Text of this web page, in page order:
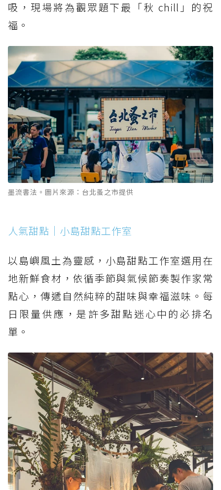
吸，現場將為觀眾題下最「秋 chill」的祝
福。
墨流書法。圖片來源：台北蚤之市提供
人氣甜點｜小島甜點工作室
以島嶼風土為靈感，小島甜點工作室選用在
地新鮮食材，依循季節與氣候節奏製作家常
點心，傳遞自然純粹的甜味與幸福滋味。每
日限量供應，是許多甜點迷心中的必排名
單。